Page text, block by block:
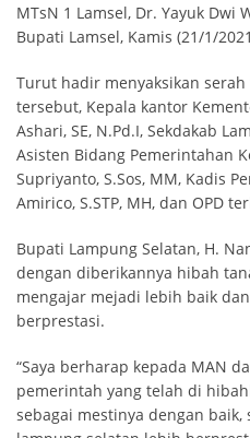
MTsN 1 Lamsel, Dr. Yayuk Dwi
Bupati Lamsel, Kamis (21/1/
Turut hadir menyaksikan
tersebut, Kepala kantor
Ashari, SE, N.Pd.I, Sekdakab
Asisten Bidang Pemerintahan
Supriyanto, S.Sos, MM, Kadis
Amirico, S.STP, MH, dan OPD
Bupati Lampung Selatan, H.
dengan diberikannya hibah
mengajar mejadi lebih baik
berprestasi.
“Saya berharap kepada MAN
pemerintah yang telah di
sebagai mestinya dengan